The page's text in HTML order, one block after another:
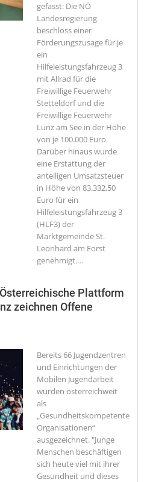
gefasst: Die NÖ
Landesregierung
beschloss einer
Förderungszusage für je
ein
Hilfeleistungsfahrzeug 3
mit Allrad für die
Freiwillige Feuerwehr
Stetteldorf und die
Freiwillige Feuerwehr
Lunz am See in der Höhe
von je 100.000 Euro.
Darüber hinaus wurde
eine Erstattung der
anteiligen Umsatzsteuer
in Höhe von 83.332,50
Euro für ein
Hilfeleistungsfahrzeug 3
(HLF3) der
Marktgemeinde St.
Leonhard am Forst
genehmigt.…
Plattform
zeichnen Offene
Bereits 66 Jugendzentren
und Einrichtungen der
Mobilen Jugendarbeit
wurden österreichweit
als
„Gesundheitskompetente
Organisationen“
ausgezeichnet. "Junge
Menschen beschäftigen
sich heute viel mit ihrer
Gesundheit und dieses